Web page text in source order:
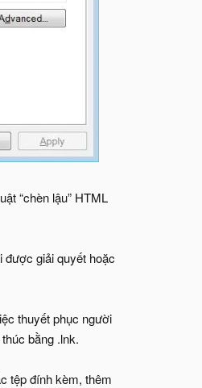
“chèn lậu” HTML
được giải quyết hoặc
thuyết phục người
bằng .lnk.
tệp đính kèm, thêm